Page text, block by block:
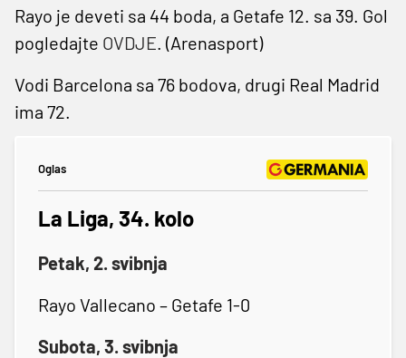
Rayo je deveti sa 44 boda, a Getafe 12. sa 39. Gol
pogledajte OVDJE. (Arenasport)
Vodi Barcelona sa 76 bodova, drugi Real Madrid
ima 72.
Oglas
La Liga, 34. kolo
Petak, 2. svibnja
Rayo Vallecano – Getafe 1-0
Subota, 3. svibnja